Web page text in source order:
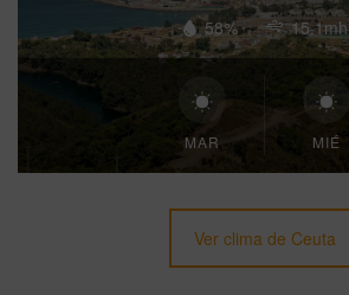
58% 15.1mh
MAR MIÉ
Ver clima de Ceuta